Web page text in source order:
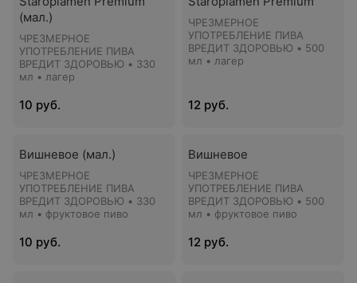
(мал.)
ЧРЕЗМЕРНОЕ
УПОТРЕБЛЕНИЕ ПИВА
ВРЕДИТ ЗДОРОВЬЮ • 330
мл • лагер
10 руб.
ЧРЕЗМЕРНОЕ
УПОТРЕБЛЕНИЕ ПИВА
ВРЕДИТ ЗДОРОВЬЮ • 500
мл • лагер
12 руб.
Вишневое (мал.)
ЧРЕЗМЕРНОЕ
УПОТРЕБЛЕНИЕ ПИВА
ВРЕДИТ ЗДОРОВЬЮ • 330
мл • фруктовое пиво
10 руб.
Вишневое
ЧРЕЗМЕРНОЕ
УПОТРЕБЛЕНИЕ ПИВА
ВРЕДИТ ЗДОРОВЬЮ • 500
мл • фруктовое пиво
12 руб.